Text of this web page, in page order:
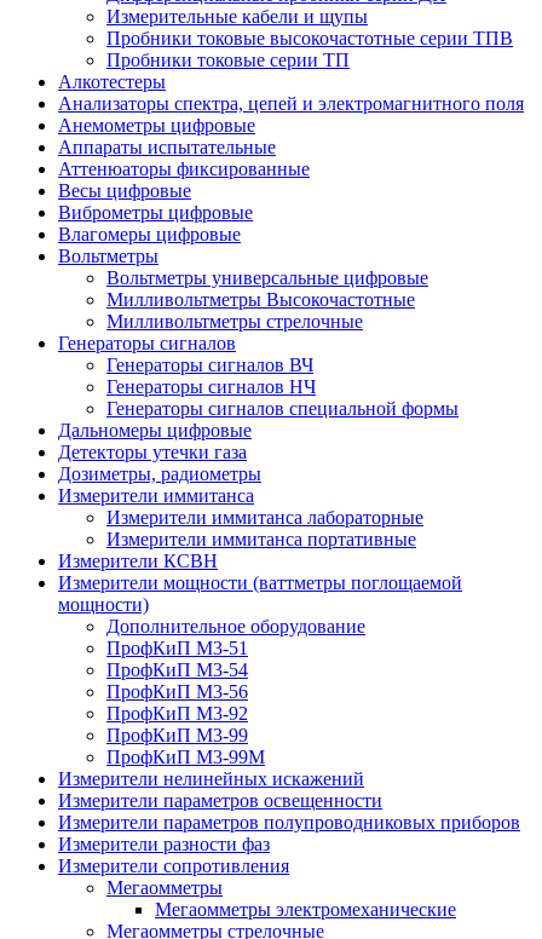
Измерительные кабели и щупы
Пробники токовые высокочастотные серии ТПВ
Пробники токовые серии ТП
Алкотестеры
Анализаторы спектра, цепей и электромагнитного поля
Анемометры цифровые
Аппараты испытательные
Аттенюаторы фиксированные
Весы цифровые
Виброметры цифровые
Влагомеры цифровые
Вольтметры
Вольтметры универсальные цифровые
Милливольтметры Высокочастотные
Милливольтметры стрелочные
Генераторы сигналов
Генераторы сигналов ВЧ
Генераторы сигналов НЧ
Генераторы сигналов специальной формы
Дальномеры цифровые
Детекторы утечки газа
Дозиметры, радиометры
Измерители иммитанса
Измерители иммитанса лабораторные
Измерители иммитанса портативные
Измерители КСВН
Измерители мощности (ваттметры поглощаемой
мощности)
Дополнительное оборудование
ПрофКиП М3-51
ПрофКиП М3-54
ПрофКиП М3-56
ПрофКиП М3-92
ПрофКиП М3-99
ПрофКиП М3-99М
Измерители нелинейных искажений
Измерители параметров освещенности
Измерители параметров полупроводниковых приборов
Измерители разности фаз
Измерители сопротивления
Мегаомметры
Мегаомметры электромеханические
Мегаомметры стрелочные